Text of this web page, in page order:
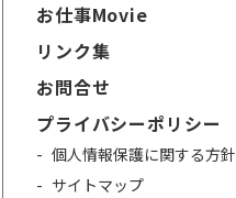
お仕事Movie
リンク集
お問合せ
プライバシーポリシー
個人情報保護に関する方針
サイトマップ